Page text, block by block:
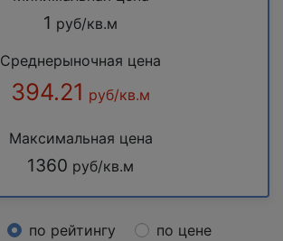
1 руб/кв.м
Среднерыночная цена
394.21 руб/кв.м
Максимальная цена
1360 руб/кв.м
по рейтингу
по цене